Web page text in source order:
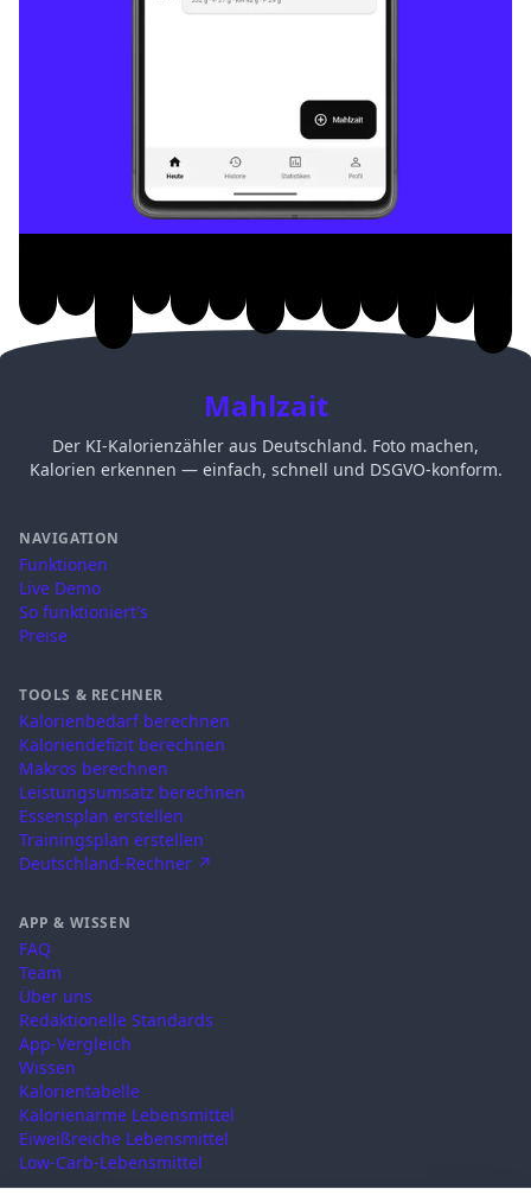
Mahlzait
Der KI-Kalorienzähler aus Deutschland. Foto machen,
Kalorien erkennen — einfach, schnell und DSGVO-konform.
NAVIGATION
Funktionen
Live Demo
So funktioniert's
Preise
TOOLS & RECHNER
Kalorienbedarf berechnen
Kaloriendefizit berechnen
Makros berechnen
Leistungsumsatz berechnen
Essensplan erstellen
Trainingsplan erstellen
Deutschland-Rechner ↗
APP & WISSEN
FAQ
Team
Über uns
Redaktionelle Standards
App-Vergleich
Wissen
Kalorientabelle
Kalorienarme Lebensmittel
Eiweißreiche Lebensmittel
Low-Carb-Lebensmittel